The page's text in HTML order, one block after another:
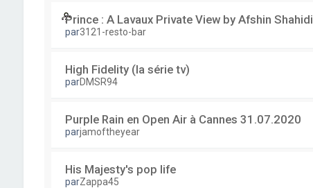
Prince : A Lavaux Private View by Afshin Shahidi
par3121-resto-bar
High Fidelity (la série tv)
parDMSR94
Purple Rain en Open Air à Cannes 31.07.2020
parjamoftheyear
His Majesty's pop life
parZappa45